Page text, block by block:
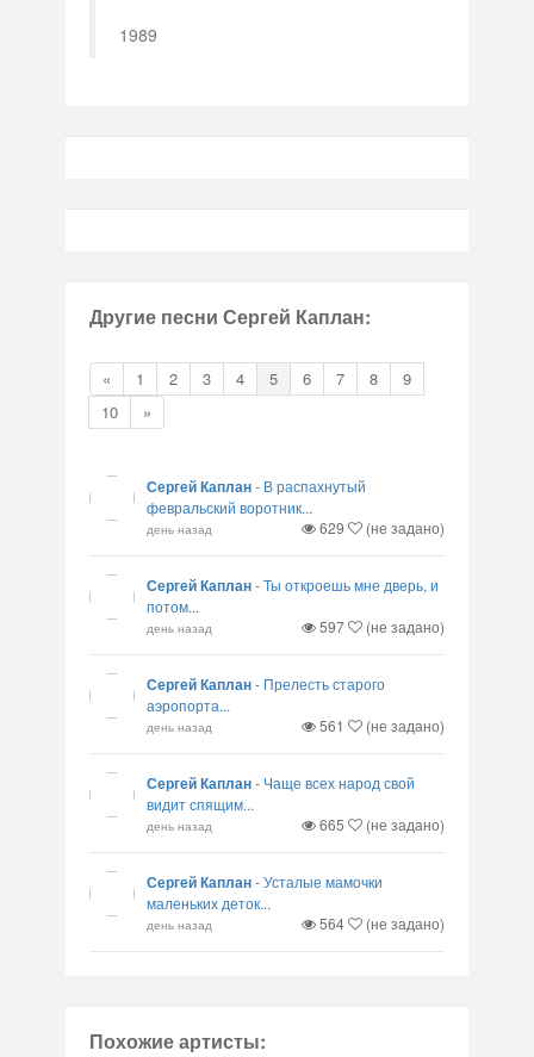
1989
Другие песни Сергей Каплан:
« 1 2 3 4 5 6 7 8
9
10
»
Сергей Каплан- В распахнутый
февральский воротник...
день назад 629 (не задано)
Сергей Каплан-Ты откроешь мне дверь, и
потом...
день назад 597 (не задано)
Сергей Каплан- Прелесть старого
аэропорта...
день назад 561 (не задано)
Сергей Каплан- Чаще всех народ свой
видит спящим...
день назад 665 (не задано)
Сергей Каплан-Усталые мамочки
маленьких деток...
день назад 564 (не задано)
Похожие артисты: